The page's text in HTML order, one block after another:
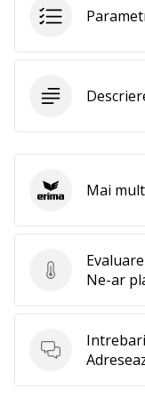
toate
Evaluare
Ne-ar
Intrebari
Intrebari
ErimaMai